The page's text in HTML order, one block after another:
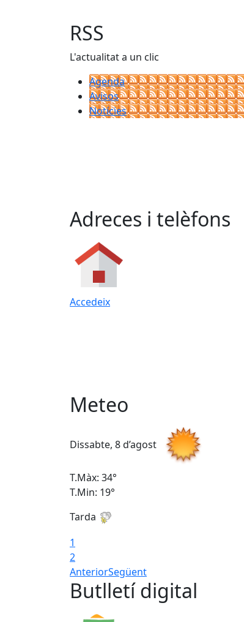
RSS
L'actualitat a un clic
Agenda
Avisos
Notícies
Adreces i telèfons
Accedeix
Meteo
Dissabte, 8 d’agost
T.Màx: 34°
T.Min: 19°
Tarda
1
2
AnteriorSegüent
Butlletí digital